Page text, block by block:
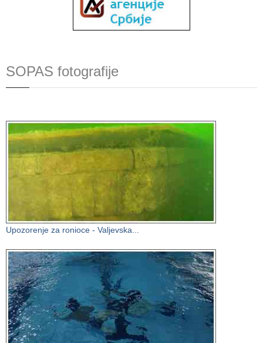
SOPAS fotografije
Upozorenje za ronioce - Valjevska...